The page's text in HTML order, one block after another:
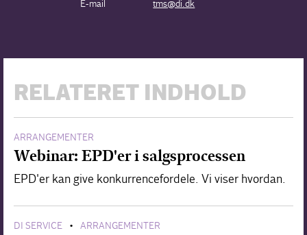
E-mail
tms@di.dk
RELATERET INDHOLD
ARRANGEMENTER
Webinar: EPD'er i salgsprocessen
EPD'er kan give konkurrencefordele. Vi viser hvordan.
DI SERVICE • ARRANGEMENTER